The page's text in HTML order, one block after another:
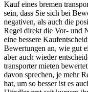
Kauf eines bremen
sein, dass Sie sich bei
negativen, als auch die
Regel direkt die Vor- und
eine bessere
Bewertungen an, wie gut
aber auch wieder
transporter mieten
davon sprechen, je mehr
hat, um so besser ist es